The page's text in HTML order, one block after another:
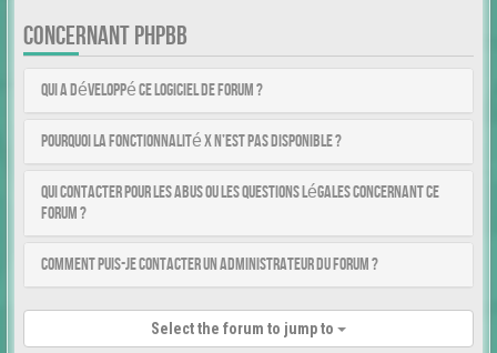
CONCERNANT PHPBB
Qui a développé ce logiciel de forum ?
Pourquoi la fonctionnalité X n’est pas disponible ?
Qui contacter pour les abus ou les questions légales concernant ce
forum ?
Comment puis-je contacter un administrateur du forum ?
Select the forum to jump to